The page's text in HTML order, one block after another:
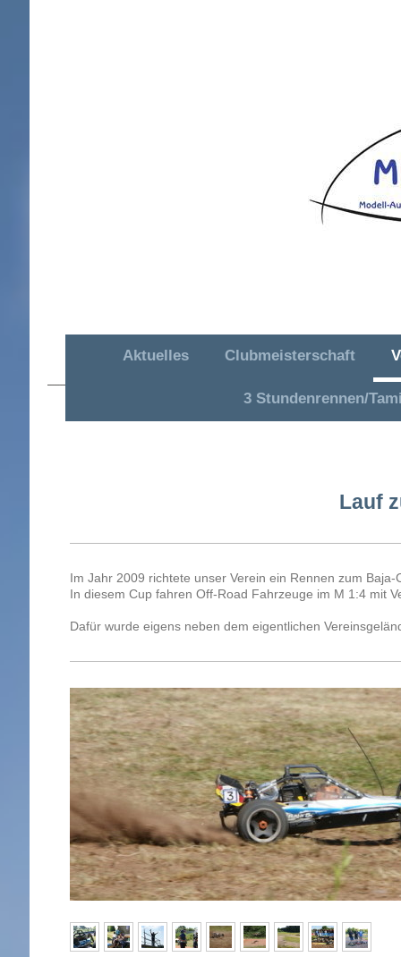
Aktuelles Clubmeisterschaft
3 Stundenrennen/
MAC OR Hütschenhausen e. V.
Lauf
Im Jahr 2009 richtete unser Verein ein Rennen zum Baja-
In diesem Cup fahren Off-Road Fahrzeuge im M 1:4 mit
Dafür wurde eigens neben dem eigentlichen